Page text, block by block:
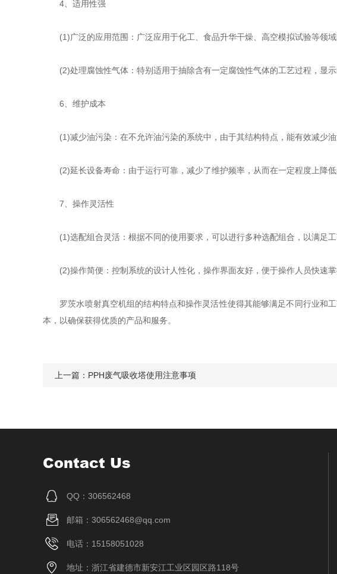
4、适用性强
(1)广泛的应用范围：广泛应用于化工、食品升华干燥、高空模拟试验等领域
(2)处理腐蚀性气体：特别适用于抽除含有一定腐蚀性气体的工艺过程，显示
6、维护成本
(1)减少油污染：在不允许油污染的系统中，由于其结构特点，能有效减少油
(2)延长设备寿命：由于运行可靠，减少了维护频率，从而在一定程度上降低
7、操作灵活性
(1)选配组合灵活：根据不同的使用要求，可以进行多种选配组合，以满足工
(2)操作简便：控制系统的设计人性化，操作界面友好，便于操作人员快速掌
罗茨水喷射真空机组的结构特点和操作灵活性使得其能够满足不同行业和
本，以确保获得优质的产品和服务。
上一篇： PPH废气吸收塔使用注意事项
Contact Us
QQ：306562468
邮箱：306562468@qq.com
电话：15158051028
地址：浙江省建德市新安江工业区园区路118号